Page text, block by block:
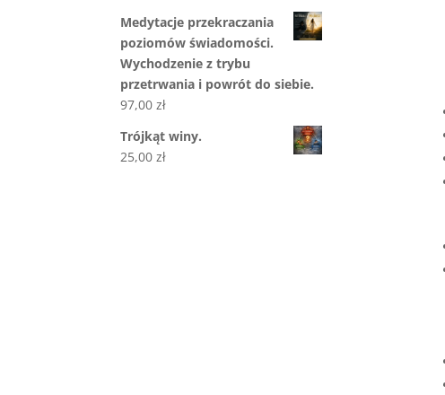
Medytacje przekraczania
poziomów świadomości.
Wychodzenie z trybu
przetrwania i powrót do siebie.
97,00zł
Trójkąt winy.
25,00zł